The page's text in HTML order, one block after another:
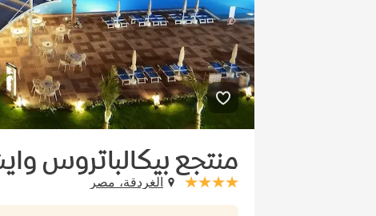
منتجع بيكالباتروس
stars: 4الغردقة، مصر